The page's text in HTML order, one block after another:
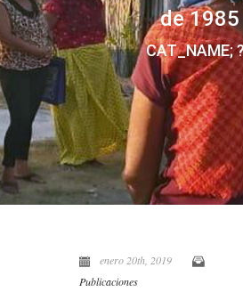
de 1985
CAT_NAME;
enero 20th, 2019
Publicaciones